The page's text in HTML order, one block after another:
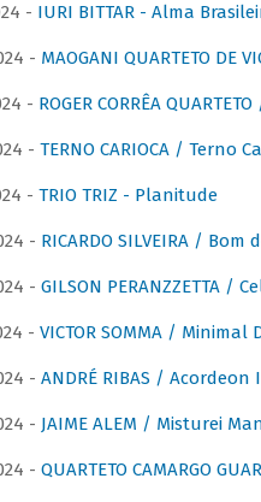
- IURI BITTAR - Alma
- MAOGANI QUARTETO DE
- ROGER CORRÊA
- TERNO CARIOCA / Terno
- TRIO TRIZ - Planitude
- RICARDO SILVEIRA / Bom
- GILSON PERANZZETTA /
- VICTOR SOMMA / Minimal
- ANDRÉ RIBAS /
- JAIME ALEM / Misturei
- QUARTETO CAMARGO